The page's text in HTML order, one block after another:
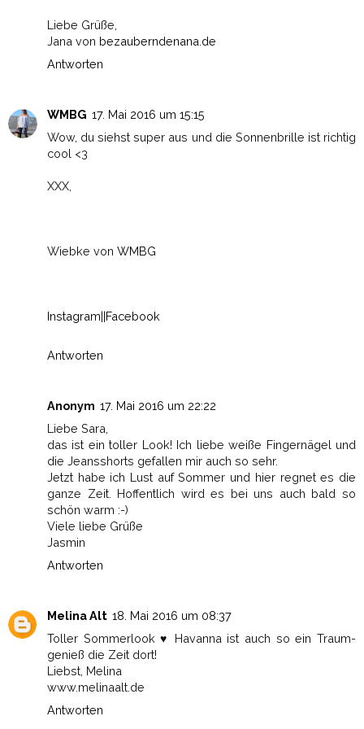
Liebe Grüße,
Jana von bezauberndenana.de
Antworten
WMBG 17. Mai 2016 um 15:15
Wow, du siehst super aus und die Sonnenbrille ist richtig
cool <3
XXX,
Wiebke von WMBG
Instagram||Facebook
Antworten
Anonym 17. Mai 2016 um 22:22
Liebe Sara,
das ist ein toller Look! Ich liebe weiße Fingernägel und
die Jeansshorts gefallen mir auch so sehr.
Jetzt habe ich Lust auf Sommer und hier regnet es die
ganze Zeit. Hoffentlich wird es bei uns auch bald so
schön warm :-)
Viele liebe Grüße
Jasmin
Antworten
Melina Alt 18. Mai 2016 um 08:37
Toller Sommerlook ♥ Havanna ist auch so ein Traum-
genieß die Zeit dort!
Liebst, Melina
www.melinaalt.de
Antworten